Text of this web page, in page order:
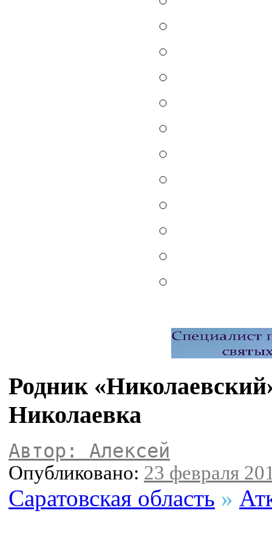
Родник
Николаевка
Автор: Алексей
Опубликовано: 23 февраля
Саратовская область »